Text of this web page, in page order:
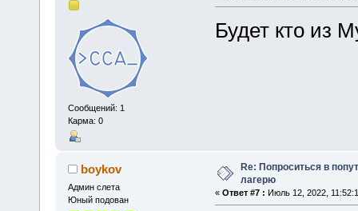
Сообщений: 1
Карма: 0
Будет кто из
boykov
Админ слета
Юный подован
Re: Попроситься в
лагерю
« Ответ #7 : Июль 12, 2022,